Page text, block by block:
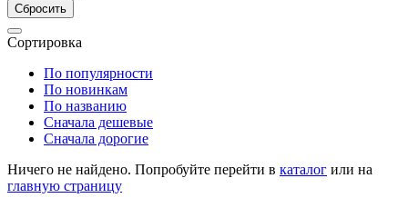
Сбросить
Сортировка
По популярности
По новинкам
По названию
Сначала дешевые
Сначала дорогие
Ничего не найдено. Попробуйте перейти в каталог или на
главную страницу